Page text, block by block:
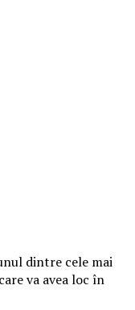
dintre cele mai
va avea loc în